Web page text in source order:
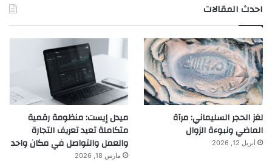
احدث المقالات
لغز الحجر السليماني: مرآة
الماضي ونبوءة الزوال
أبريل 12, 2026
ميدل إيست: منظومة رقمية
متكاملة تعيد تعريف التجارة
والعمل والتواصل في مكان واحد
مارس 18, 2026